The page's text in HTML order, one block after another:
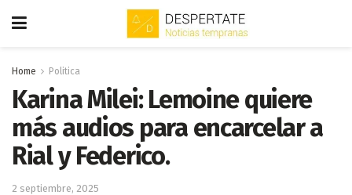
Home Politica
Karina Milei: Lemoine quiere
más audios para encarcelar a
Rial y Federico.
2 septiembre, 2025